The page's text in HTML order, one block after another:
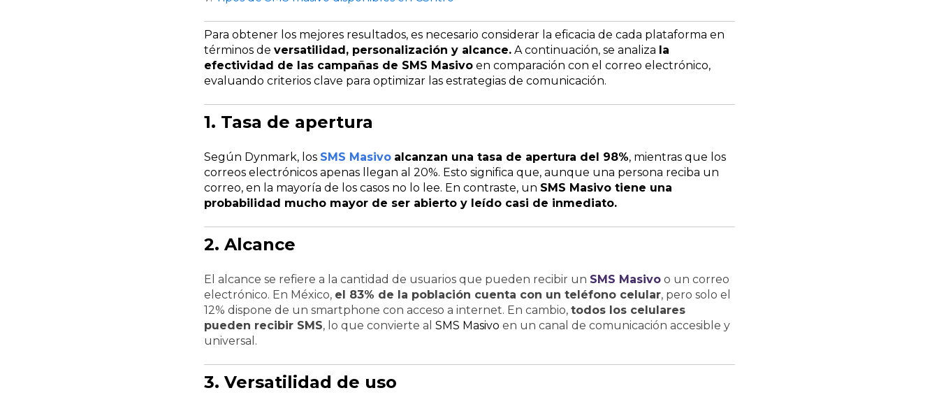
Para obtener los mejores resultados, es necesario considerar la eficacia de cada plataforma en
términos de versatilidad, personalización y alcance. A continuación, se analiza la
efectividad de las campañas de SMS Masivo en comparación con el correo electrónico,
evaluando criterios clave para optimizar las estrategias de comunicación.
1. Tasa de apertura
Según Dynmark, los SMS Masivo alcanzan una tasa de apertura del 98%, mientras que los
correos electrónicos apenas llegan al 20%. Esto significa que, aunque una persona reciba un
correo, en la mayoría de los casos no lo lee. En contraste, un SMS Masivo tiene una
probabilidad mucho mayor de ser abierto y leído casi de inmediato.
2. Alcance
El alcance se refiere a la cantidad de usuarios que pueden recibir un SMS Masivo o un correo
electrónico. En México, el 83% de la población cuenta con un teléfono celular, pero solo el
12% dispone de un smartphone con acceso a internet. En cambio, todos los celulares
pueden recibir SMS, lo que convierte al SMS Masivo en un canal de comunicación accesible y
universal.
3. Versatilidad de uso